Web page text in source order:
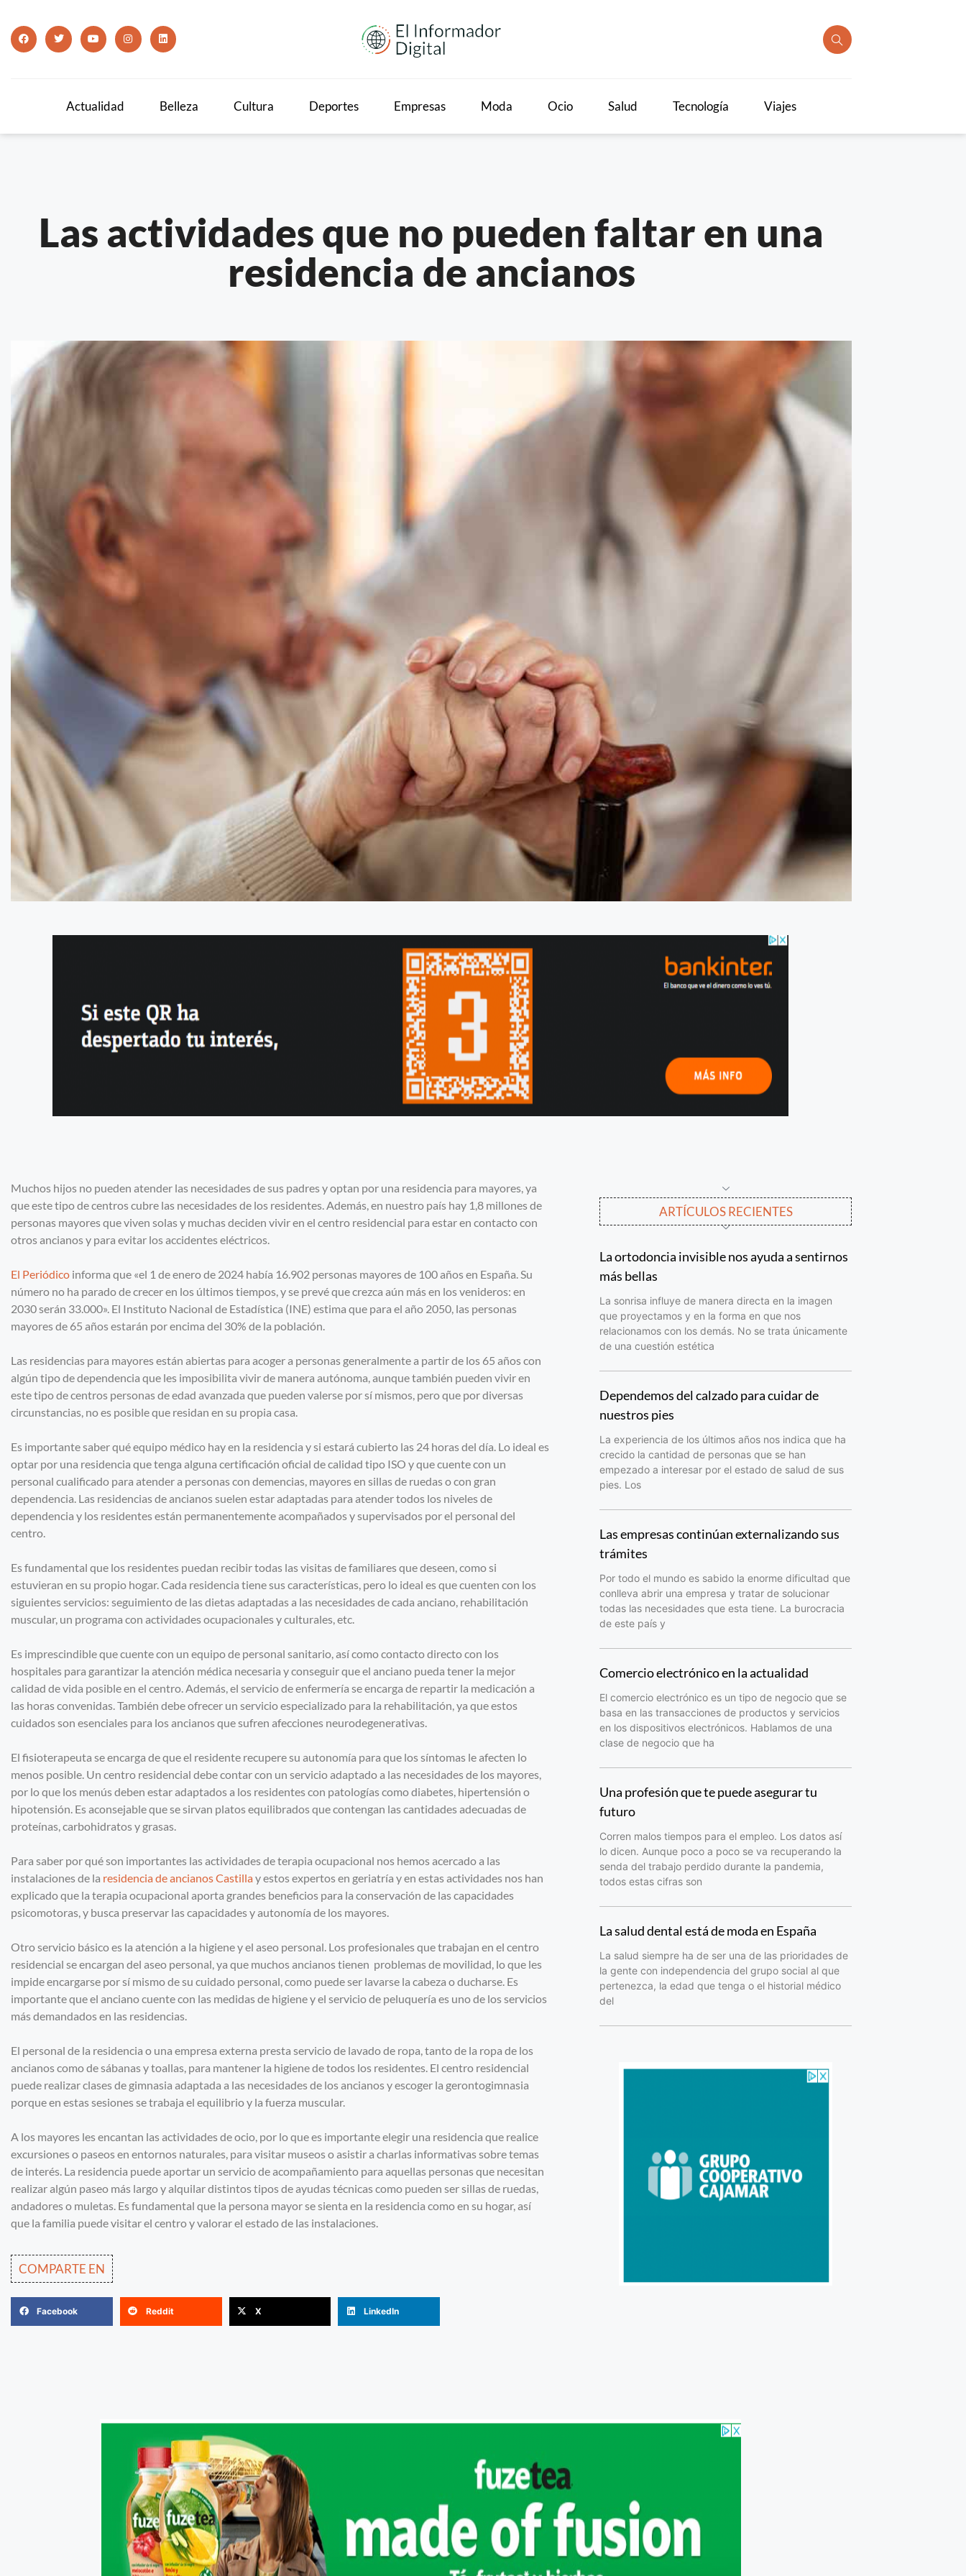
Actualidad Belleza Cultura Deportes Empresas Moda Ocio Salud Tecnología Viajes
Las actividades que no pueden faltar en una
residencia de ancianos
Muchos hijos no pueden atender las necesidades de sus padres y optan por una residencia para mayores, ya
que este tipo de centros cubre las necesidades de los residentes. Además, en nuestro país hay 1,8 millones de
personas mayores que viven solas y muchas deciden vivir en el centro residencial para estar en contacto con
otros ancianos y para evitar los accidentes eléctricos.
El Periódico informa que «el 1 de enero de 2024 había 16.902 personas mayores de 100 años en España. Su
número no ha parado de crecer en los últimos tiempos, y se prevé que crezca aún más en los venideros: en
2030 serán 33.000». El Instituto Nacional de Estadística (INE) estima que para el año 2050, las personas
mayores de 65 años estarán por encima del 30% de la población.
Las residencias para mayores están abiertas para acoger a personas generalmente a partir de los 65 años con
algún tipo de dependencia que les imposibilita vivir de manera autónoma, aunque también pueden vivir en
este tipo de centros personas de edad avanzada que pueden valerse por sí mismos, pero que por diversas
circunstancias, no es posible que residan en su propia casa.
Es importante saber qué equipo médico hay en la residencia y si estará cubierto las 24 horas del día. Lo ideal es
optar por una residencia que tenga alguna certificación oficial de calidad tipo ISO y que cuente con un
personal cualificado para atender a personas con demencias, mayores en sillas de ruedas o con gran
dependencia. Las residencias de ancianos suelen estar adaptadas para atender todos los niveles de
dependencia y los residentes están permanentemente acompañados y supervisados por el personal del
centro.
Es fundamental que los residentes puedan recibir todas las visitas de familiares que deseen, como si
estuvieran en su propio hogar. Cada residencia tiene sus características, pero lo ideal es que cuenten con los
siguientes servicios: seguimiento de las dietas adaptadas a las necesidades de cada anciano, rehabilitación
muscular, un programa con actividades ocupacionales y culturales, etc.
Es imprescindible que cuente con un equipo de personal sanitario, así como contacto directo con los
hospitales para garantizar la atención médica necesaria y conseguir que el anciano pueda tener la mejor
calidad de vida posible en el centro. Además, el servicio de enfermería se encarga de repartir la medicación a
las horas convenidas. También debe ofrecer un servicio especializado para la rehabilitación, ya que estos
cuidados son esenciales para los ancianos que sufren afecciones neurodegenerativas.
El fisioterapeuta se encarga de que el residente recupere su autonomía para que los síntomas le afecten lo
menos posible. Un centro residencial debe contar con un servicio adaptado a las necesidades de los mayores,
por lo que los menús deben estar adaptados a los residentes con patologías como diabetes, hipertensión o
hipotensión. Es aconsejable que se sirvan platos equilibrados que contengan las cantidades adecuadas de
proteínas, carbohidratos y grasas.
Para saber por qué son importantes las actividades de terapia ocupacional nos hemos acercado a las
instalaciones de la residencia de ancianos Castillay estos expertos en geriatría y en estas actividades nos han
explicado que la terapia ocupacional aporta grandes beneficios para la conservación de las capacidades
psicomotoras, y busca preservar las capacidades y autonomía de los mayores.
Otro servicio básico es la atención a la higiene y el aseo personal. Los profesionales que trabajan en el centro
residencial se encargan del aseo personal, ya que muchos ancianos tienen problemas de movilidad, lo que les
impide encargarse por sí mismo de su cuidado personal, como puede ser lavarse la cabeza o ducharse. Es
importante que el anciano cuente con las medidas de higiene y el servicio de peluquería es uno de los servicios
más demandados en las residencias.
El personal de la residencia o una empresa externa presta servicio de lavado de ropa, tanto de la ropa de los
ancianos como de sábanas y toallas, para mantener la higiene de todos los residentes. El centro residencial
puede realizar clases de gimnasia adaptada a las necesidades de los ancianos y escoger la gerontogimnasia
porque en estas sesiones se trabaja el equilibrio y la fuerza muscular.
A los mayores les encantan las actividades de ocio, por lo que es importante elegir una residencia que realice
excursiones o paseos en entornos naturales, para visitar museos o asistir a charlas informativas sobre temas
de interés. La residencia puede aportar un servicio de acompañamiento para aquellas personas que necesitan
realizar algún paseo más largo y alquilar distintos tipos de ayudas técnicas como pueden ser sillas de ruedas,
andadores o muletas. Es fundamental que la persona mayor se sienta en la residencia como en su hogar, así
que la familia puede visitar el centro y valorar el estado de las instalaciones.
COMPARTE EN
Facebook Reddit X LinkedIn
ARTÍCULOS RECIENTES
La ortodoncia invisible nos ayuda a sentirnos
más bellas
La sonrisa influye de manera directa en la imagen
que proyectamos y en la forma en que nos
relacionamos con los demás. No se trata únicamente
de una cuestión estética
Dependemos del calzado para cuidar de
nuestros pies
La experiencia de los últimos años nos indica que ha
crecido la cantidad de personas que se han
empezado a interesar por el estado de salud de sus
pies. Los
Las empresas continúan externalizando sus
trámites
Por todo el mundo es sabido la enorme dificultad que
conlleva abrir una empresa y tratar de solucionar
todas las necesidades que esta tiene. La burocracia
de este país y
Comercio electrónico en la actualidad
El comercio electrónico es un tipo de negocio que se
basa en las transacciones de productos y servicios
en los dispositivos electrónicos. Hablamos de una
clase de negocio que ha
Una profesión que te puede asegurar tu
futuro
Corren malos tiempos para el empleo. Los datos así
lo dicen. Aunque poco a poco se va recuperando la
senda del trabajo perdido durante la pandemia,
todos estas cifras son
La salud dental está de moda en España
La salud siempre ha de ser una de las prioridades de
la gente con independencia del grupo social al que
pertenezca, la edad que tenga o el historial médico
del